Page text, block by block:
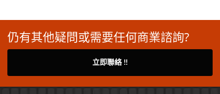
仍有其他疑問或需要任何商業諮詢?
立即聯絡 !!